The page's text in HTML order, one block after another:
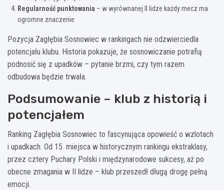
Regularność punktowania – w wyrównanej II lidze każdy mecz ma
ogromne znaczenie
Pozycja Zagłębia Sosnowiec w rankingach nie odzwierciedla
potencjału klubu. Historia pokazuje, że sosnowiczanie potrafią
podnosić się z upadków – pytanie brzmi, czy tym razem
odbudowa będzie trwała.
Podsumowanie – klub z historią i
potencjałem
Ranking Zagłębia Sosnowiec to fascynująca opowieść o wzlotach
i upadkach. Od 15. miejsca w historycznym rankingu ekstraklasy,
przez cztery Puchary Polski i międzynarodowe sukcesy, aż po
obecne zmagania w II lidze – klub przeszedł długą drogę pełną
emocji.